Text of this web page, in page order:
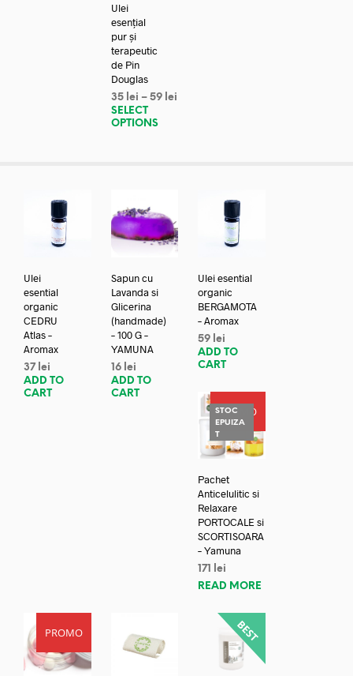
Ulei
esențial
pur și
terapeutic
de Pin
Douglas
35 lei – 59 lei
SELECT
OPTIONS
Ulei
esential
organic
CEDRU
Atlas –
Aromax
37 lei
ADD TO
CART
Sapun cu
Lavanda si
Glicerina
(handmade)
– 100 G –
YAMUNA
16 lei
ADD TO
CART
Ulei esential
organic
BERGAMOTA
– Aromax
59 lei
ADD TO
CART
PROMO
STOC
EPUIZA
T
Pachet
Anticelulitic si
Relaxare
PORTOCALE si
SCORTISOARA
– Yamuna
171
lei
READ MORE
PROMO